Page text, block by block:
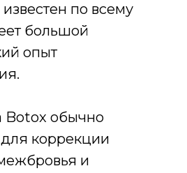
известен по всему
большой
опыт
Botox обычно
коррекции
и